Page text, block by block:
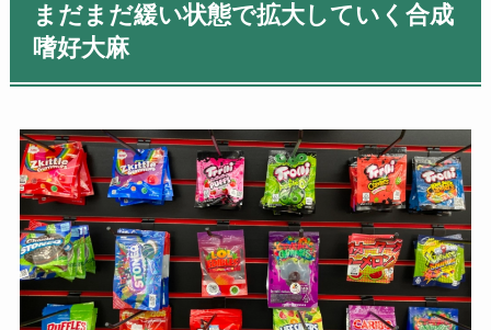
まだまだ緩い状態で拡大していく合成
嗜好大麻